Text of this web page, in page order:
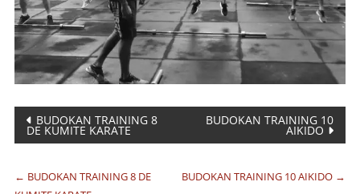
Navegación
de
entradas
BUDOKAN TRAINING 8
DE KUMITE KARATE
BUDOKAN TRAINING 10
AIKIDO
← BUDOKAN TRAINING 8 DE
BUDOKAN TRAINING 10 AIKIDO →